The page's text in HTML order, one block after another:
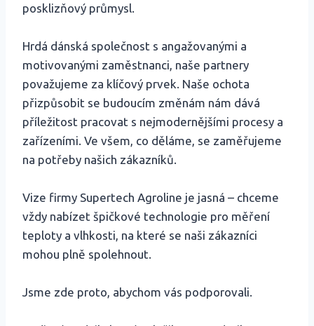
posklizňový průmysl.
Hrdá dánská společnost s angažovanými a
motivovanými zaměstnanci, naše partnery
považujeme za klíčový prvek. Naše ochota
přizpůsobit se budoucím změnám nám dává
příležitost pracovat s nejmodernějšími procesy a
zařízeními. Ve všem, co děláme, se zaměřujeme
na potřeby našich zákazníků.
Vize firmy Supertech Agroline je jasná – chceme
vždy nabízet špičkové technologie pro měření
teploty a vlhkosti, na které se naši zákazníci
mohou plně spolehnout.
Jsme zde proto, abychom vás podporovali.